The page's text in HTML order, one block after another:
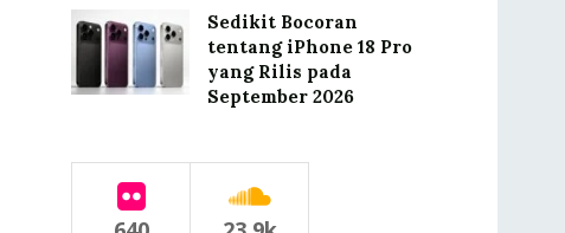
Sedikit Bocoran
tentang iPhone 18 Pro
yang Rilis pada
September 2026